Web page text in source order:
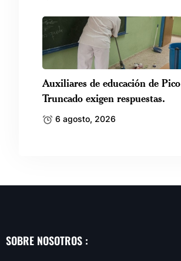
Auxiliares de educación de Pico
Truncado exigen respuestas.
6 agosto, 2026
SOBRE NOSOTROS :